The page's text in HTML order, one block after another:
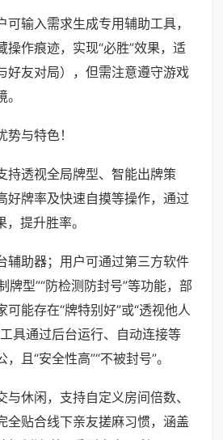
可输入需求生成专用辅助工具，
操作痕迹，实现“必胜”效果，适
好友对局），但需注意遵守游戏
与特色！
持透视全局牌型、智能出牌策
好牌率及快速自摸等操作，通过
提升胜率。
辅助器；用户可通过第三方软件
牌型”“防检测防封号”等功能，部
可能存在“牌特别好”或“透视他人
具通过后台运行、自动连接等
且“安全性高”“不被封号”。
休闲，支持自定义房间倍数、
全贴合线下亲友搓麻习惯，涵盖